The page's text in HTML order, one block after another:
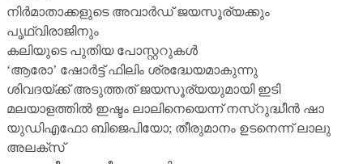
നിര്‍മാതാക്കളുടെ അവാര്‍ഡ് ജയസൂര്യക്കും
പൃഥ്വിരാജിനും
കലിയുടെ പുതിയ പോസ്റ്ററുകള്‍
‘ആരോ’ ഷോര്‍ട്ട് ഫിലിം ശ്രദ്ധേയമാകുന്നു
ശിവദയ്ക്ക് അടുത്തത് ജയസൂര്യയുമായി ഇടി
മലയാളത്തില്‍ ഇഷ്ടം ലാലിനെയെന്ന് നസ്‌റുദ്ധീന്‍ ഷാ
യുഡിഎഫോ ബിജെപിയോ; തീരുമാനം ഉടനെന്ന് ലാലു
അലക്‌സ്